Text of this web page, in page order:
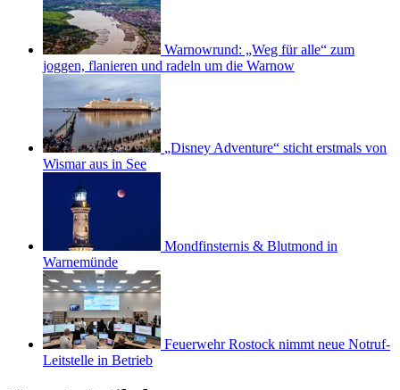
Warnowrund: „Weg für alle“ zum
joggen, flanieren und radeln um die Warnow
„Disney Adventure“ sticht erstmals von
Wismar aus in See
Mondfinsternis & Blutmond in
Warnemünde
Feuerwehr Rostock nimmt neue Notruf-
Leitstelle in Betrieb